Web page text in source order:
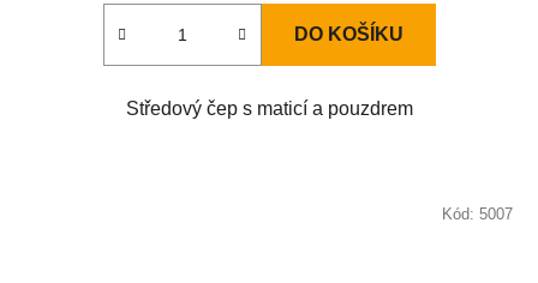
DO KOŠÍKU
Středový čep s maticí a pouzdrem
Kód: 5007